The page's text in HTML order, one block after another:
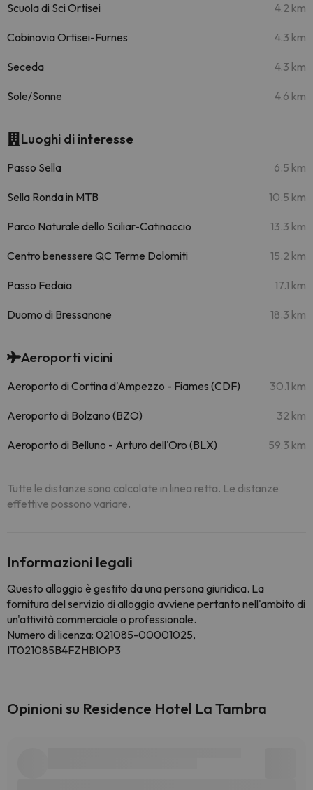
Scuola di Sci Ortisei 4.2 km
Cabinovia Ortisei-Furnes 4.3 km
Seceda 4.3 km
Sole/Sonne 4.6 km
Luoghi di interesse
Passo Sella 6.5 km
Sella Ronda in MTB 10.5 km
Parco Naturale dello Sciliar-Catinaccio 13.3 km
Centro benessere QC Terme Dolomiti 15.2 km
Passo Fedaia 17.1 km
Duomo di Bressanone 18.3 km
Aeroporti vicini
Aeroporto di Cortina d'Ampezzo - Fiames (CDF) 30.1 km
Aeroporto di Bolzano (BZO) 32 km
Aeroporto di Belluno - Arturo dell'Oro (BLX) 59.3 km
Tutte le distanze sono calcolate in linea retta. Le distanze
effettive possono variare.
Informazioni legali
Questo alloggio è gestito da una persona giuridica. La
fornitura del servizio di alloggio avviene pertanto nell'ambito di
un'attività commerciale o professionale.
Numero di licenza: 021085-00001025,
IT021085B4FZHBIOP3
Opinioni su Residence Hotel La Tambra